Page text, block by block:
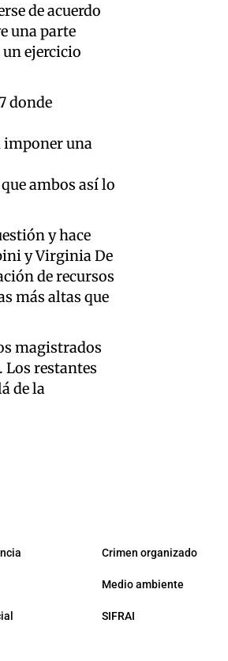
de acuerdo
una parte
ejercicio
donde
imponer una
ambos así lo
y hace
y Virginia De
de recursos
más altas que
magistrados
Los restantes
de la
Crimen organizado
Medio ambiente
SIFRAI